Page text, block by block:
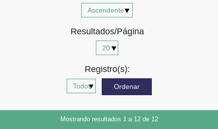
Resultados/Página
Registro(s):
Mostrando resultados 1 a 12 de 12